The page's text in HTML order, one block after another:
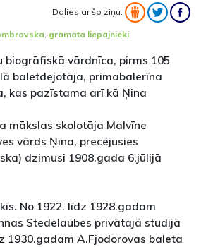
Dalies ar šo ziņu:
, grāmata liepājnieki
biogrāfiskā vārdnīca, pirms 105
baletdejotāja, primabalerīna
kas pazīstama arī kā Ņina
mākslas skolotāja Malvīne
vārds Ņina, precējusies
dzimusi 1908.gada 6.jūlijā
No 1922. līdz 1928.gadam
Stedelaubes privātajā studijā
1930.gadam A.Fjodorovas baleta